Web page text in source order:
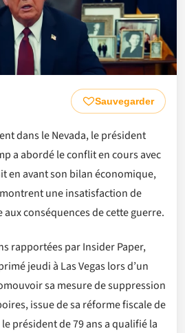
Sauvegarder
dans le Nevada, le président
a abordé le conflit en cours avec
en avant son bilan économique,
une insatisfaction de
conséquences de cette guerre.
rapportées par Insider Paper,
jeudi à Las Vegas lors d’un
sa mesure de suppression
issue de sa réforme fiscale de
président de 79 ans a qualifié la